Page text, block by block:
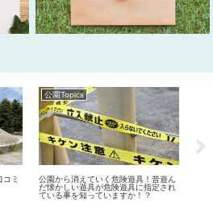
ミ
公園Topics
公園から消えていく危険遊具！昔遊ん
だ懐かしい遊具が危険遊具に指定され
ている事を知っていますか！？